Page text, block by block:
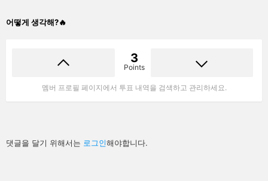
어떻게 생각해?🔥
3
Points
멤버 프로필 페이지에서 투표 내역을 검색하고 관리하세요.
답
글
댓글을 달기 위해서는 로그인해야합니다.